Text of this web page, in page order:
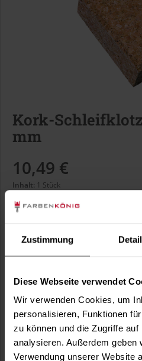
Zustimmung
Diese Webseite verwendet
Wir verwenden Cookies, um
personalisieren, Funktionen
zu können und die Zugriffe
analysieren. Außerdem geben
Verwendung unserer Website
Kork-
mm
10,49 €
Inhalt: 1 Stück
inkl. MwSt.
Merken Fragen zum
Artikel-Nr.: BX1267